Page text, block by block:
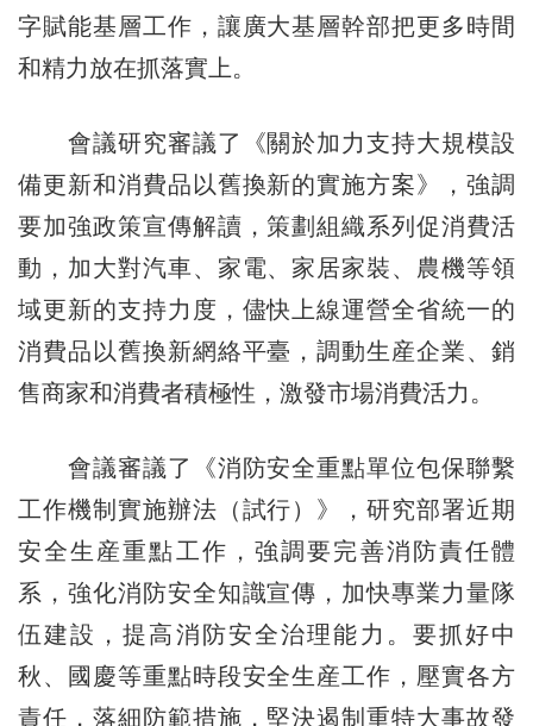
字賦能基層工作，讓廣大基層幹部把更多時間
和精力放在抓落實上。
會議研究審議了《關於加力支持大規模設
備更新和消費品以舊換新的實施方案》，強調
要加強政策宣傳解讀，策劃組織系列促消費活
動，加大對汽車、家電、家居家裝、農機等領
域更新的支持力度，儘快上線運營全省統一的
消費品以舊換新網絡平臺，調動生産企業、銷
售商家和消費者積極性，激發市場消費活力。
會議審議了《消防安全重點單位包保聯繫
工作機制實施辦法（試行）》，研究部署近期
安全生産重點工作，強調要完善消防責任體
系，強化消防安全知識宣傳，加快專業力量隊
伍建設，提高消防安全治理能力。要抓好中
秋、國慶等重點時段安全生産工作，壓實各方
責任，落細防範措施，堅決遏制重特大事故發